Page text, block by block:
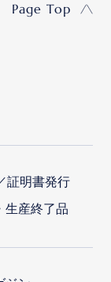
Page Top
証明書発行
生産終了品